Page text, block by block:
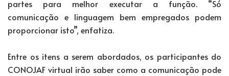
partes para melhor executar a função. “Só
comunicação e linguagem bem empregados podem
proporcionar isto”, enfatiza.
Entre os itens a serem abordados, os participantes do
CONOJAF virtual irão saber como a comunicação pode